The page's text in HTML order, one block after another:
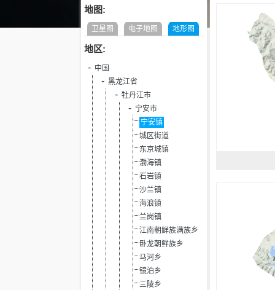
地图:
卫星图 电子地图 地形图
地区:
中国
黑龙江省
牡丹江市
宁安市
宁安镇
城区街道
东京城镇
渤海镇
石岩镇
沙兰镇
海浪镇
兰岗镇
江南朝鲜族满族乡
卧龙朝鲜族乡
马河乡
镜泊乡
三陵乡